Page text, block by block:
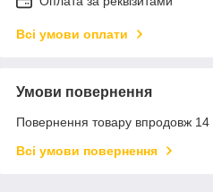
Всі умови оплати
Умови повернення
Повернення товару впродовж 14
Всі умови повернення